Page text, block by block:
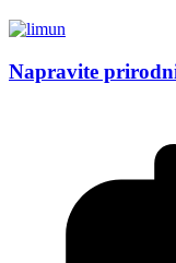
Napravite